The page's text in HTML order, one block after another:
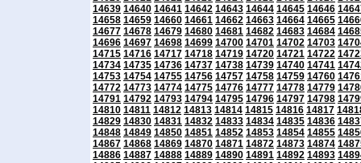
14639 14640 14641 14642 14643 14644 14645 14646
14658 14659 14660 14661 14662 14663 14664 14665
14677 14678 14679 14680 14681 14682 14683 14684
14696 14697 14698 14699 14700 14701 14702 14703
14715 14716 14717 14718 14719 14720 14721 14722
14734 14735 14736 14737 14738 14739 14740 14741
14753 14754 14755 14756 14757 14758 14759 14760
14772 14773 14774 14775 14776 14777 14778 14779
14791 14792 14793 14794 14795 14796 14797 14798
14810 14811 14812 14813 14814 14815 14816 14817
14829 14830 14831 14832 14833 14834 14835 14836
14848 14849 14850 14851 14852 14853 14854 14855
14867 14868 14869 14870 14871 14872 14873 14874
14886 14887 14888 14889 14890 14891 14892 14893